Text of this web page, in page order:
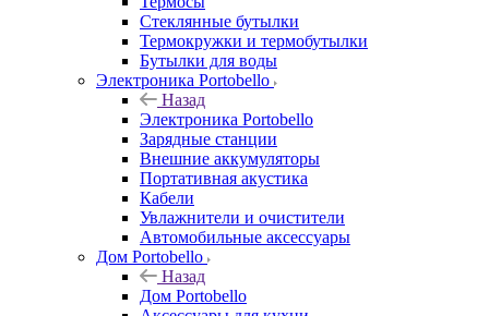
Стеклянные бутылки
Термокружки и термобутылки
Бутылки для воды
Электроника Portobello
Назад
Электроника Portobello
Зарядные станции
Внешние аккумуляторы
Портативная акустика
Кабели
Увлажнители и очистители
Автомобильные аксессуары
Дом Portobello
Назад
Дом Portobello